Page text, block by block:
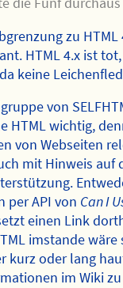
zu HTML
HTML 4.x ist
keine
von
HTML wichtig,
von Webseiten
mit Hinweis auf
per API von Can I
einen Link
imstande
kurz oder lang
im Wiki